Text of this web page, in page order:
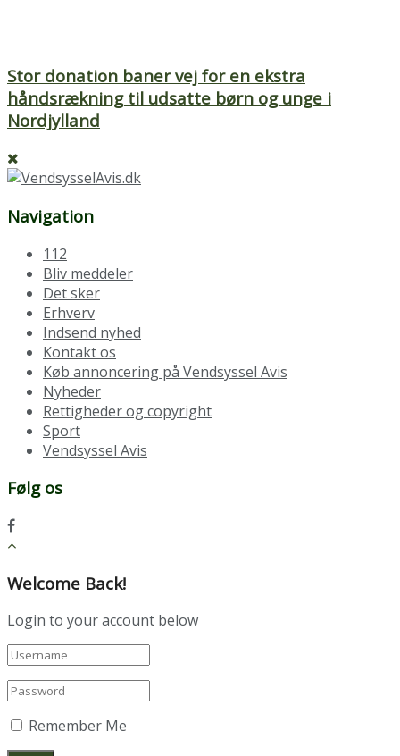
Stor donation baner vej for en ekstra
håndsrækning til udsatte børn og unge i
Nordjylland
Navigation
112
Bliv meddeler
Det sker
Erhverv
Indsend nyhed
Kontakt os
Køb annoncering på Vendsyssel Avis
Nyheder
Rettigheder og copyright
Sport
Vendsyssel Avis
Følg os
Welcome Back!
Login to your account below
Remember Me